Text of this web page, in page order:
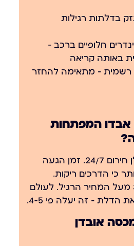
בדלתות רגילות
חלופיים ברכב —
באותה קריאה
רשמית— מתאימה להחזר
המפתחות
מתקשרים למנעולן חירום 24/7. זמן הגעה
כי הדרכים ריקות.
תוספת לילה: 30% מעל המחיר הרגיל. לעולם
הדלת — זה יעלה פי 4-5.
אובדן